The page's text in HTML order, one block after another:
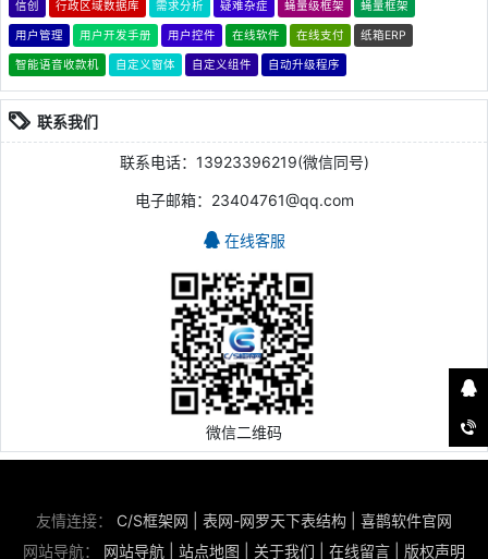
信创 行政区域数据库 需求分析 疑难杂症 蝇量级框架 蝇量框架
用户管理 用户开发手册 用户控件 在线软件 在线支付 纸箱ERP
智能语音收款机 自定义窗体 自定义组件 自动升级程序
联系我们
联系电话：13923396219(微信同号)
电子邮箱：23404761@qq.com
在线客服
微信二维码
友情连接： C/S框架网 表网-网罗天下表结构
喜鹊软件官网
网站导航： 网站导航 站点地图 关于我们 在线留言 版权声明